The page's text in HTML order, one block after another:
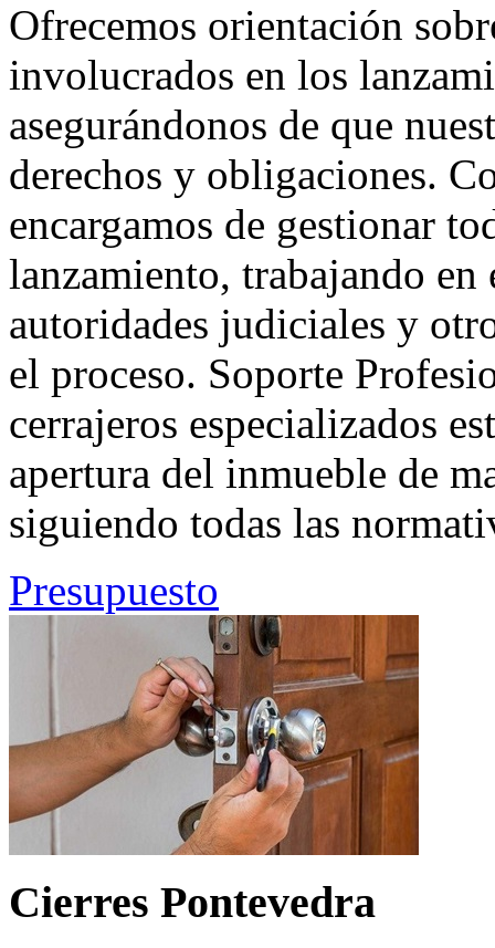
Ofrecemos orientación
involucrados en los
asegurándonos de que
derechos y obligaciones.
encargamos de gestionar
lanzamiento, trabajando en
autoridades judiciales y
el proceso. Soporte
cerrajeros especializados
apertura del inmueble de
siguiendo todas las
Presupuesto
Cierres Pontevedra